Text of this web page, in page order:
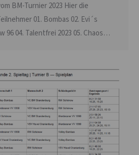
BM-Turnier 2023 Hier die
01. Bombas 02. Evi´s
96 04. Talentfrei 2023 05. Chaos…